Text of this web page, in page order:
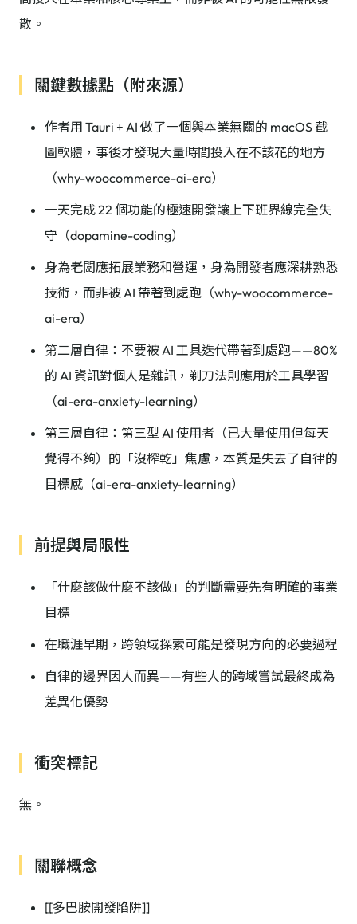
散。
關鍵數據點（附來源）
作者用 Tauri + AI 做了一個與本業無關的 macOS 截
圖軟體，事後才發現大量時間投入在不該花的地方
（why-woocommerce-ai-era）
一天完成 22 個功能的極速開發讓上下班界線完全失
守（dopamine-coding）
身為老闆應拓展業務和營運，身為開發者應深耕熟悉
技術，而非被 AI 帶著到處跑（why-woocommerce-
ai-era）
第二層自律：不要被 AI 工具迭代帶著到處跑——80%
的 AI 資訊對個人是雜訊，剃刀法則應用於工具學習
（ai-era-anxiety-learning）
第三層自律：第三型 AI 使用者（已大量使用但每天
覺得不夠）的「沒榨乾」焦慮，本質是失去了自律的
目標感（ai-era-anxiety-learning）
前提與局限性
「什麼該做什麼不該做」的判斷需要先有明確的事業
目標
在職涯早期，跨領域探索可能是發現方向的必要過程
自律的邊界因人而異——有些人的跨域嘗試最終成為
差異化優勢
衝突標記
無。
關聯概念
[[多巴胺開發陷阱]]